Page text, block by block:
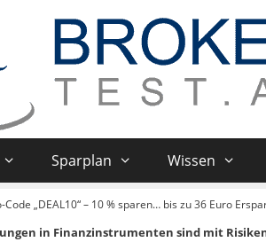
Sparplan Wissen
Code „DEAL10“ – 10 % sparen… bis zu 36 Euro
in Finanzinstrumenten sind mit